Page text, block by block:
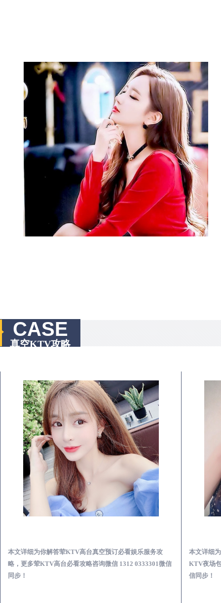
CASE
真空KTV攻略
本文详细为你解答荤KTV高台真空预订必看娱乐服务攻
略，更多荤KTV高台必看攻略咨询微信 1312 0333301微信
同步！
本文详细
KTV夜场
信同步！